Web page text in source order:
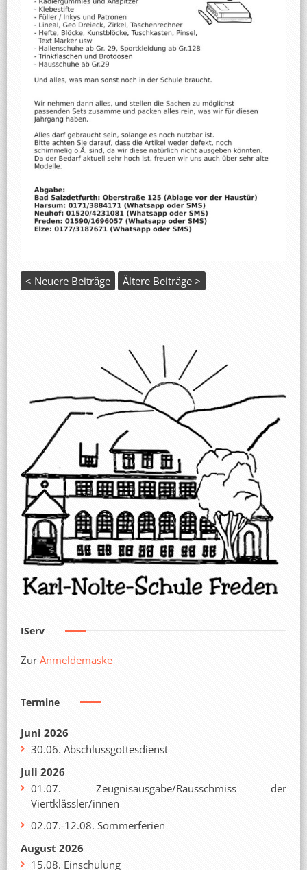
< Neuere Beiträge Ältere Beiträge >
IServ
Zur Anmeldemaske
Termine
Juni 2026
30.06. Abschlussgottesdienst
Juli 2026
01.07. Zeugnisausgabe/Rausschmiss der
Viertklässler/innen
02.07.-12.08. Sommerferien
August 2026
15.08. Einschulung